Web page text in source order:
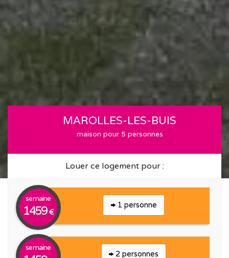
MAROLLES-LES-BUIS
maison pour 5 personnes
Louer ce logement pour :
1 personne
semaine
1459 €
2 personnes
semaine